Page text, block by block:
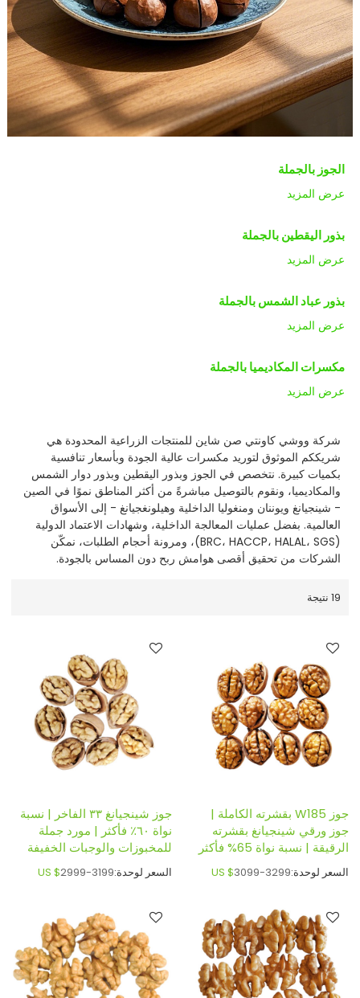
الجوز بالجملة
عرض المزيد
بذور اليقطين بالجملة
عرض المزيد
بذور عباد الشمس بالجملة
عرض المزيد
مكسرات المكاديميا بالجملة
عرض المزيد
شركة ووشي كاونتي صن شاين للمنتجات الزراعية المحدودة هي
شريككم الموثوق لتوريد مكسرات عالية الجودة وبأسعار تنافسية
بكميات كبيرة. نتخصص في الجوز وبذور اليقطين وبذور دوار الشمس
والمكاديميا، ونقوم بالتوصيل مباشرةً من أكثر المناطق نموًا في الصين
- شينجيانغ ويوننان ومنغوليا الداخلية وهيلونغجيانغ - إلى الأسواق
العالمية. بفضل عمليات المعالجة الداخلية، وشهادات الاعتماد الدولية
(BRC، HACCP، HALAL، SGS)، ومرونة أحجام الطلبات، نمكّن
الشركات من تحقيق أقصى هوامش ربح دون المساس بالجودة.
19 نتيجة
جوز W185 بقشرته الكاملة |
جوز ورقي شينجيانغ بقشرته
الرقيقة | نسبة نواة 65% فأكثر
السعر لوحدة: US $3099-3299
جوز شينجيانغ ٣٣ الفاخر | نسبة
نواة ٦٠٪ فأكثر | مورد جملة
للمخبوزات والوجبات الخفيفة
السعر لوحدة: US $2999-3199